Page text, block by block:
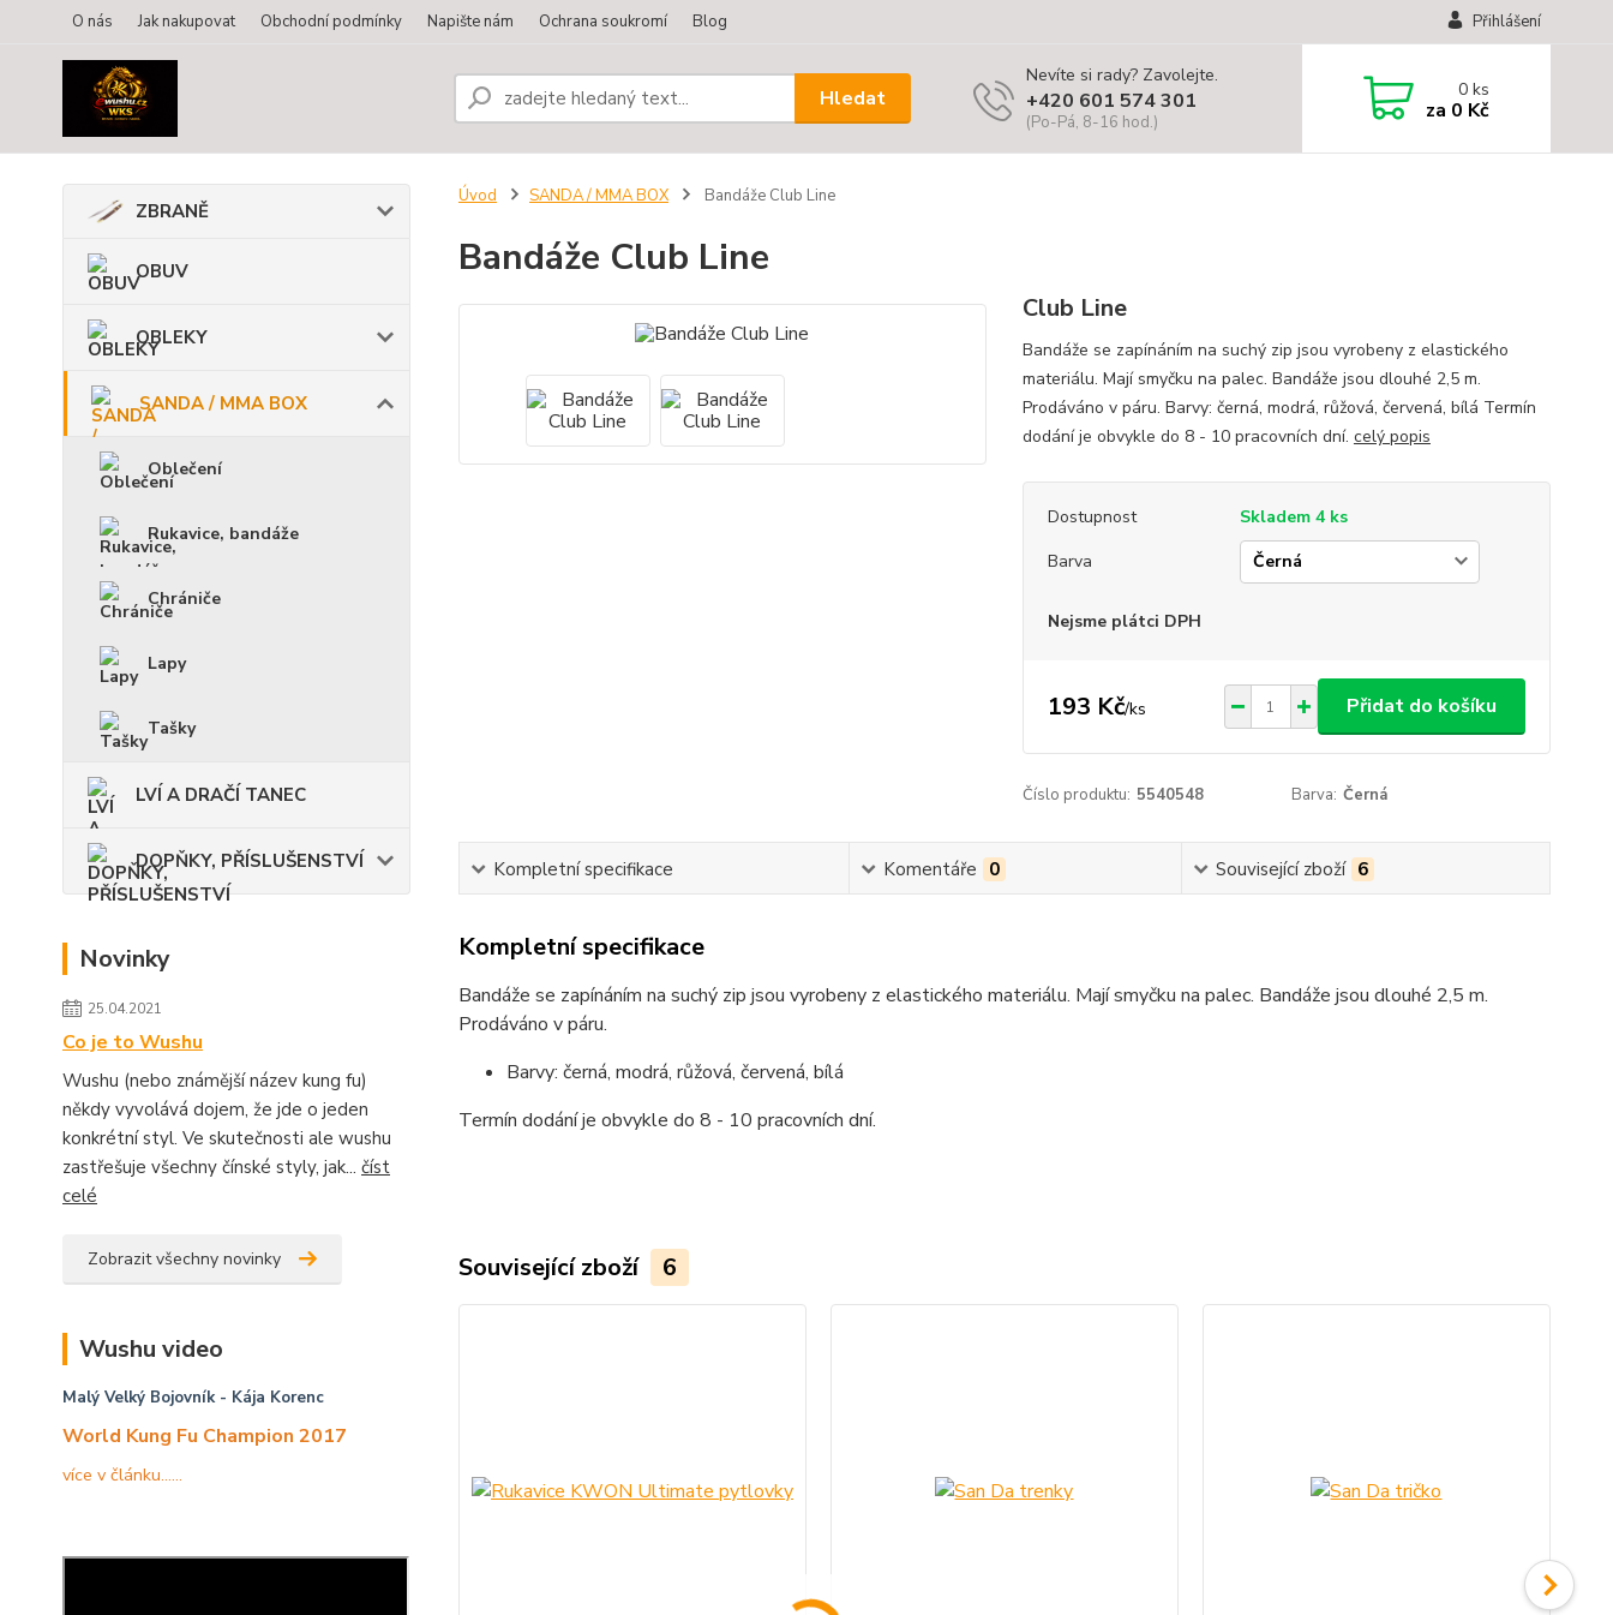
O nás Jak nakupovat Obchodní podmínky Napište nám Ochrana soukromí Blog Přihlášení
Hledat
Nevíte si rady? Zavolejte.
+420 601 574 301
(Po-Pá, 8-16 hod.)
0ks
za 0 Kč
ZBRANĚ
OBUV
OBLEKY
SANDA / MMA BOX
Oblečení
Rukavice, bandáže
Chrániče
Lapy
Tašky
LVÍ A DRAČÍ TANEC
DOPŇKY, PŘÍSLUŠENSTVÍ
Novinky
25.04.2021
Co je to Wushu
Wushu (nebo známější název kung fu)
někdy vyvolává dojem, že jde o jeden
konkrétní styl. Ve skutečnosti ale wushu
zastřešuje všechny čínské styly, jak... číst
celé
Zobrazit všechny novinky
Wushu video
Malý Velký Bojovník- Kája Korenc
World Kung Fu Champion 2017
více v článku......
Úvod SANDA / MMA BOX Bandáže Club Line
Bandáže Club Line
Club Line
Bandáže se zapínáním na suchý zip jsou vyrobeny z elastického
materiálu. Mají smyčku na palec. Bandáže jsou dlouhé 2,5 m.
Prodáváno v páru. Barvy: černá, modrá, růžová, červená, bílá Termín
dodání je obvykle do 8 - 10 pracovních dní. celý popis
Dostupnost
Skladem 4 ks
Barva
Nejsme plátci DPH
193 Kč/ks Přidat do košíku
Číslo produktu: 5540548 Barva: Černá
Kompletní specifikace Komentáře 0 Související zboží 6
Kompletní specifikace
Bandáže se zapínáním na suchý zip jsou vyrobeny z elastického materiálu. Mají smyčku na palec. Bandáže jsou dlouhé 2,5 m.
Prodáváno v páru.
Barvy: černá, modrá, růžová, červená, bílá
Termín dodání je obvykle do 8 - 10 pracovních dní.
Související zboží 6